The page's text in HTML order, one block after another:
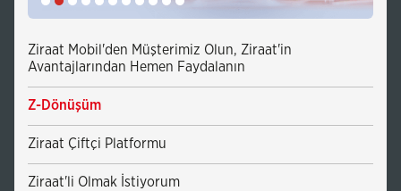
Ziraat Mobil'den Müşterimiz Olun, Ziraat'in
Avantajlarından Hemen Faydalanın
Z-Dönüşüm
Ziraat Çiftçi Platformu
Ziraat'li Olmak İstiyorum